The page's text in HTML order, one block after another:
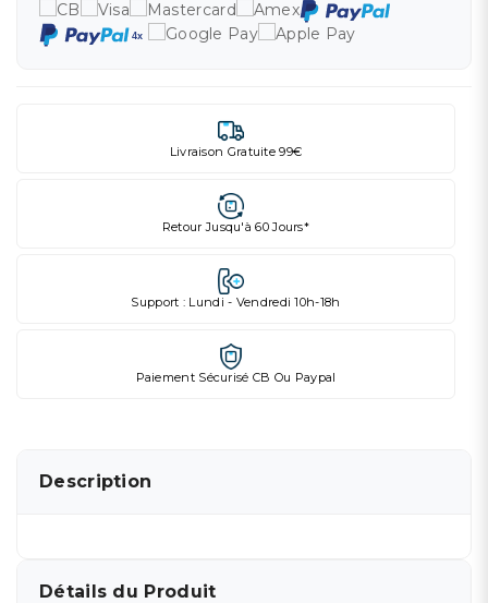
Livraison Gratuite 99€
Retour Jusqu'à 60 Jours*
Support : Lundi - Vendredi 10h-18h
Paiement Sécurisé CB Ou Paypal
Description
Détails du Produit